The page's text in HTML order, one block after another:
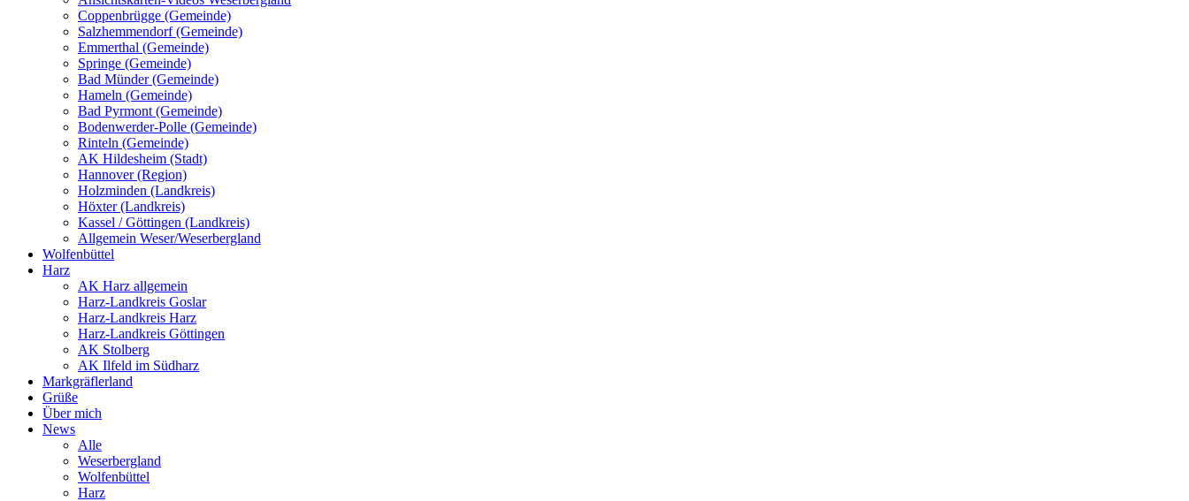
Coppenbrügge (Gemeinde)
Salzhemmendorf (Gemeinde)
Emmerthal (Gemeinde)
Springe (Gemeinde)
Bad Münder (Gemeinde)
Hameln (Gemeinde)
Bad Pyrmont (Gemeinde)
Bodenwerder-Polle (Gemeinde)
Rinteln (Gemeinde)
AK Hildesheim (Stadt)
Hannover (Region)
Holzminden (Landkreis)
Höxter (Landkreis)
Kassel / Göttingen (Landkreis)
Allgemein Weser/Weserbergland
Wolfenbüttel
Harz
AK Harz allgemein
Harz-Landkreis Goslar
Harz-Landkreis Harz
Harz-Landkreis Göttingen
AK Stolberg
AK Ilfeld im Südharz
Markgräflerland
Grüße
Über mich
News
Alle
Weserbergland
Wolfenbüttel
Harz